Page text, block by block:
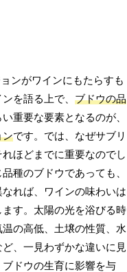
ンがワインにもたらすも
を語る上で、ブドウの品
重要な要素となるのが、
ンです。では、なぜサブリ
ほどまでに重要なのでし
種のブドウであっても、
れば、ワインの味わいは
ます。太陽の光を浴びる時
温の高低、土壌の性質、水
、一見わずかな違いに見
ブドウの生育に影響を与